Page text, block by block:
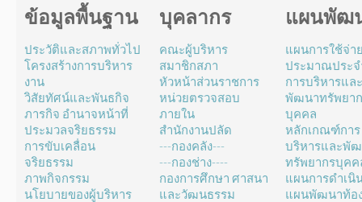
ข้อมูลพื้นฐาน
ประวัติและสภาพทั่วไป
โครงสร้างการบริหาร
งาน
วิสัยทัศน์และพันธกิจ
ภารกิจ อำนาจหน้าที่
ประมวลจริยธรรม
การขับเคลื่อน
จริยธรรม
ภาพกิจกรรม
นโยบายของผู้บริหาร
บุคลากร
คณะผู้บริหาร
สมาชิกสภา
หัวหน้าส่วนราชการ
หน่วยตรวจสอบ
ภายใน
สำนักงานปลัด
---กองคลัง---
---กองช่าง----
กองการศึกษา ศาสนา
และวัฒนธรรม
แผนพัฒ
แผนการใช้จ่า
ประมาณประ
การบริหารแล
พัฒนาทรัพยา
บุคคล
หลักเกณฑ์การ
บริหารและพั
ทรัพยากรบุคค
แผนการดำเนิ
แผนพัฒนาท้อ